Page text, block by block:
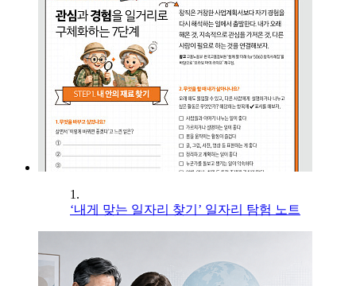
1.
‘내게 맞는 일자리 찾기’ 일자리 탐험 노트